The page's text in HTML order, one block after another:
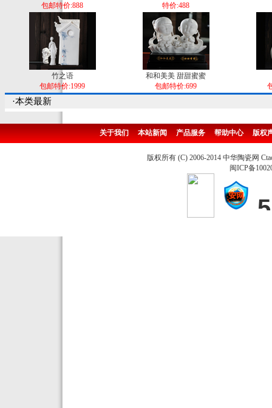
包邮特价:888
特价:488
竹之语
包邮特价:1999
和和美美 甜甜蜜蜜
包邮特价:699
·本类最新
关于我们 本站新闻 产品服务 帮助中心 版权
版权所有 (C) 2006-2014 中华陶瓷网
闽ICP备